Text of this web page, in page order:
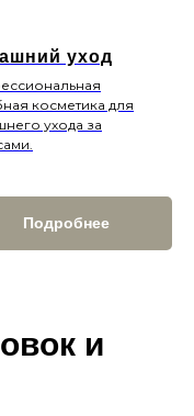
уход
косметика для
ухода за
Подробнее
и